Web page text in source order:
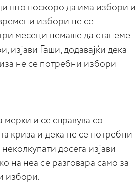
што поскоро да има избори и
избори не се
месеци немаше да станеме
изјави Гаши, додавајќи дека
не се потребни избори
и се справува со
криза и дека не се потребни
досега изјави
на неа се разговара само за
избори.